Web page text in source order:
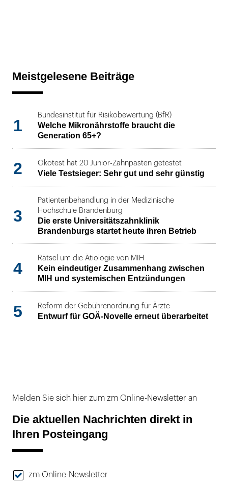
Meistgelesene Beiträge
1
Bundesinstitut für Risikobewertung (BfR)
Welche Mikronährstoffe braucht die
Generation 65+?
2 Ökotest hat 20 Junior-Zahnpasten getestet
Viele Testsieger: Sehr gut und sehr günstig
3
Patientenbehandlung in der Medizinische
Hochschule Brandenburg
Die erste Universitätszahnklinik
Brandenburgs startet heute ihren Betrieb
4
Rätsel um die Ätiologie von MIH
Kein eindeutiger Zusammenhang zwischen
MIH und systemischen Entzündungen
5 Reform der Gebührenordnung für Ärzte
Entwurf für GOÄ-Novelle erneut überarbeitet
Melden Sie sich hier zum zm Online-Newsletter an
Die aktuellen Nachrichten direkt in
Ihren Posteingang
zm Online-Newsletter